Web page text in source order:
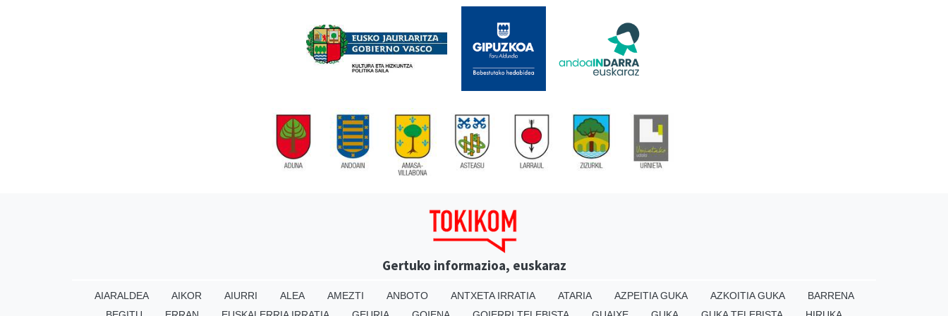
Gertuko informazioa, euskaraz
AIARALDEA AIKOR AIURRI ALEA AMEZTI ANBOTO ANTXETA IRRATIA ATARIA AZPEITIA GUKA AZKOITIA GUKA
BARRENA